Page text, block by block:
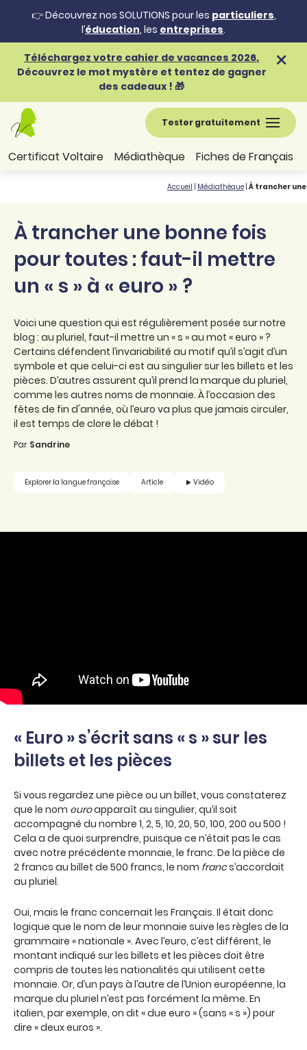
👉 Découvrez nos SOLUTIONS pour les particuliers,
l’éducation, les entreprises.
Téléchargez votre cahier de vacances 2026.
Découvrez le mot mystère et tentez de gagner
des cadeaux ! 🎁
Tester gratuitement
Certificat Voltaire Médiathèque Fiches de Français
Accueil Médiathèque À trancher
À trancher une bonne fois
pour toutes : faut-il mettre
un « s » à « euro » ?
Voici une question qui est régulièrement posée sur notre
blog : au pluriel, faut-il mettre un « s » au mot « euro » ?
Certains défendent l’invariabilité au motif qu’il s’agit d’un
symbole et que celui-ci est au singulier sur les billets et les
pièces. D’autres assurent qu’il prend la marque du pluriel,
comme les autres noms de monnaie. À l’occasion des
fêtes de fin d'année, où l’euro va plus que jamais circuler,
il est temps de clore le débat !
Par Sandrine
Explorer la langue française Article Vidéo
« Euro » s’écrit sans « s » sur les
billets et les pièces
Si vous regardez une pièce ou un billet, vous constaterez
que le nom euroapparaît au singulier, qu’il soit
accompagné du nombre 1, 2, 5, 10, 20, 50, 100, 200 ou 500 !
Cela a de quoi surprendre, puisque ce n’était pas le cas
avec notre précédente monnaie, le franc. De la pièce de
2 francs au billet de 500 francs, le nom francs’accordait
au pluriel.
Oui, mais le franc concernait les Français. Il était donc
logique que le nom de leur monnaie suive les règles de la
grammaire « nationale ». Avec l’euro, c’est différent, le
montant indiqué sur les billets et les pièces doit être
compris de toutes les nationalités qui utilisent cette
monnaie. Or, d’un pays à l’autre de l’Union européenne, la
marque du pluriel n’est pas forcément la même. En
italien, par exemple, on dit « due euro » (sans « s ») pour
dire « deux euros ».